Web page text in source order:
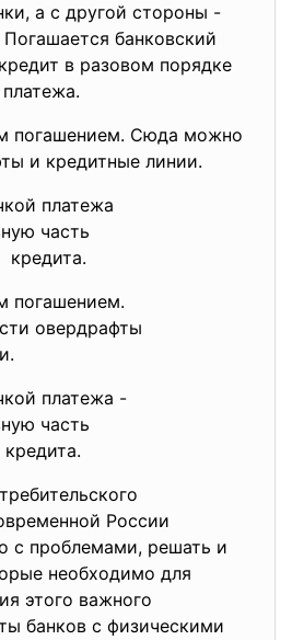
а с другой стороны -
банковский
в разовом порядке
погашением. Сюда можно
и кредитные линии.
платежа
часть
кредита.
погашением.
овердрафты
платежа -
часть
кредита.
России
с проблемами, решать и
необходимо для
этого важного
банков с физическими